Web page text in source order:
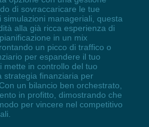
di sovraccaricare le tue
manageriali, questa
alla già ricca esperienza di
in un mix
un picco di traffico o
per espandere il tuo
mette in controllo del tuo
strategia finanziaria per
un bilancio ben orchestrato,
in profitto, dimostrando che
per vincere nel competitivo